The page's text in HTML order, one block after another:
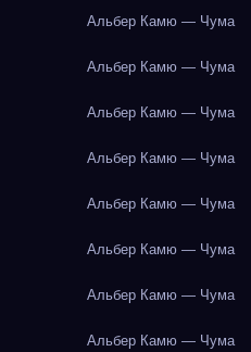
Альбер Камю — Чума
Альбер Камю — Чума
Альбер Камю — Чума
Альбер Камю — Чума
Альбер Камю — Чума
Альбер Камю — Чума
Альбер Камю — Чума
Альбер Камю — Чума